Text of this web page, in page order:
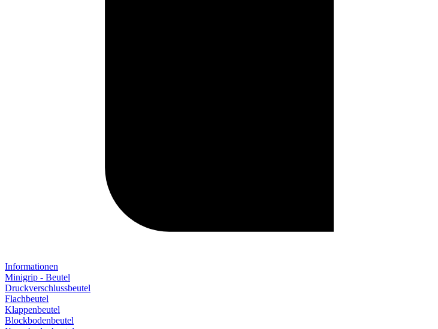
Informationen
Minigrip - Beutel
Druckverschlussbeutel
Flachbeutel
Klappenbeutel
Blockbodenbeutel